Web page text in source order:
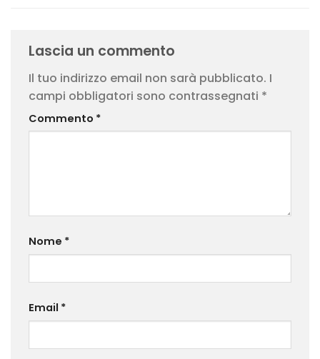
Lascia un commento
Il tuo indirizzo email non sarà pubblicato. I
campi obbligatori sono contrassegnati *
Commento *
Nome *
Email *